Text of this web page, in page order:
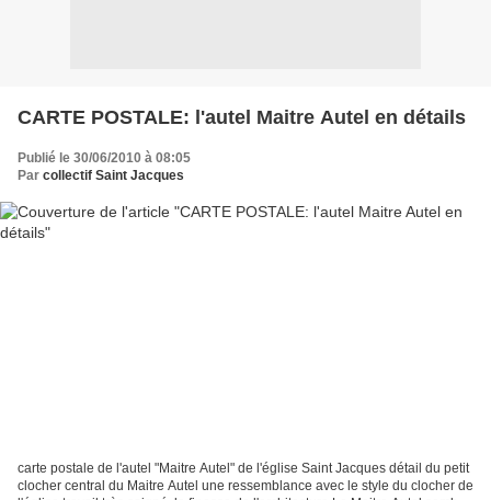
CARTE POSTALE: l'autel Maitre Autel en détails
Publié le 30/06/2010 à 08:05
Par collectif Saint Jacques
carte postale de l'autel "Maitre Autel" de l'église Saint Jacques détail du petit
clocher central du Maitre Autel une ressemblance avec le style du clocher de